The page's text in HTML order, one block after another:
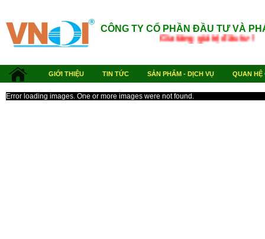
CÔNG TY CỔ PHẦN ĐẦU TƯ VÀ
Gia tăng giá trị
GIỚI THIỆU TIN TỨC SẢN PHẨM - DỊCH VỤ QUAN HỆ
Error loading images. One or more images were not found.